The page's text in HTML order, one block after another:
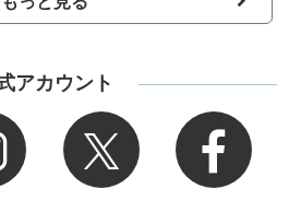
アカウント